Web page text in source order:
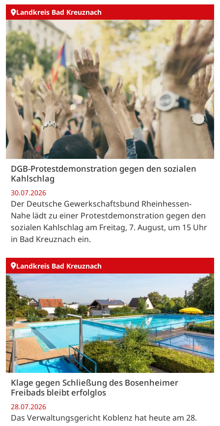
Landkreis Bad Kreuznach
DGB-Protestdemonstration gegen den sozialen
Kahlschlag
30.07.2026
Der Deutsche Gewerkschaftsbund Rheinhessen-
Nahe lädt zu einer Protestdemonstration gegen den
sozialen Kahlschlag am Freitag, 7. August, um 15 Uhr
in Bad Kreuznach ein.
Landkreis Bad Kreuznach
Klage gegen Schließung des Bosenheimer
Freibads bleibt erfolglos
28.07.2026
Das Verwaltungsgericht Koblenz hat heute am 28.